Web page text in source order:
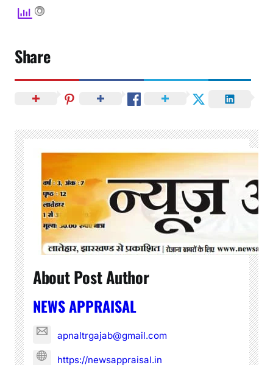
Share
About Post Author
NEWS APPRAISAL
apnaltrgajab@gmail.com
https://newsappraisal.in